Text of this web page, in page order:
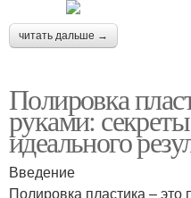
читать дальше →
Полировка
руками:
идеального
Введение
Полировка пластика – это